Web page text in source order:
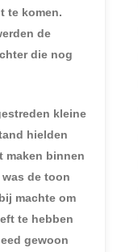
te komen.
de
die nog
kleine
hielden
maken binnen
de toon
machte om
te hebben
gewoon